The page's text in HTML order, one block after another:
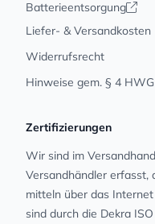
Batterieentsorgung
Liefer- & Versandkosten
Widerrufsrecht
Hinweise gem. § 4 HWG
Zertifizierungen
Wir sind im
Versandhändler
mit­teln über das
sind durch die Dekra